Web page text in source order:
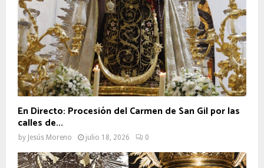
En Directo: Procesión del Carmen de San Gil por las
calles de...
by Jesús Moreno julio 18, 2026 0